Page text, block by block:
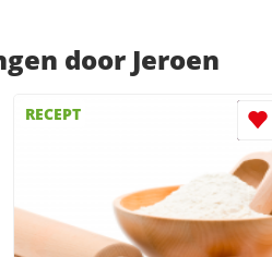
door Jeroen
RECEPT